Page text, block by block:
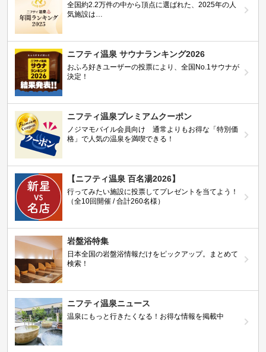
全国約2.2万件の中から頂点に選ばれた、2025年の人
気施設は…
ニフティ温泉 サウナランキング2026
おふろ好きユーザーの投票により、全国No.1サウナが
決定！
ニフティ温泉プレミアムクーポン
ノジマモバイル会員向け 通常よりもお得な「特別価
格」で人気の温泉を満喫できる！
【ニフティ温泉 百名湯2026】
行ってみたい施設に投票してプレゼントを当てよう！
（全10回開催 / 合計260名様）
岩盤浴特集
日本全国の岩盤浴情報だけをピックアップ。まとめて
検索！
ニフティ温泉ニュース
温泉にもっと行きたくなる！お得な情報を掲載中